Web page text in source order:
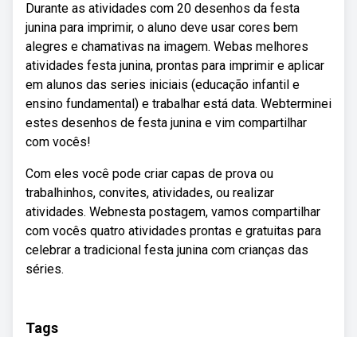
Durante as atividades com 20 desenhos da festa
junina para imprimir, o aluno deve usar cores bem
alegres e chamativas na imagem. Webas melhores
atividades festa junina, prontas para imprimir e aplicar
em alunos das series iniciais (educação infantil e
ensino fundamental) e trabalhar está data. Webterminei
estes desenhos de festa junina e vim compartilhar
com vocês!
Com eles você pode criar capas de prova ou
trabalhinhos, convites, atividades, ou realizar
atividades. Webnesta postagem, vamos compartilhar
com vocês quatro atividades prontas e gratuitas para
celebrar a tradicional festa junina com crianças das
séries.
Tags